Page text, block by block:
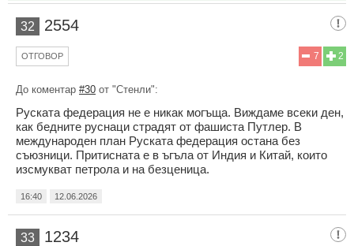
32 2554
2
7
ОТГОВОР
До коментар #30 от "Стенли":
Руската федерация не е никак могъща. Виждаме всеки ден,
как бедните руснаци страдят от фашиста Путлер. В
международен план Руската федерация остана без
съюзници. Притисната е в ъгъла от Индия и Китай, които
изсмукват петрола и на безценица.
16:40 12.06.2026
33 1234